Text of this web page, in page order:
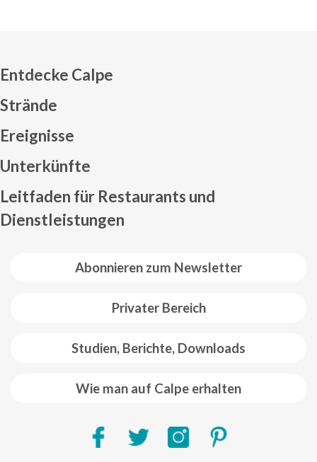
Abonnieren zum Newsletter
Privater Bereich
Studien, Berichte, Downloads
Wie man auf Calpe erhalten
Entdecke Calpe
Strände
Ereignisse
Unterkünfte
Leitfaden für Restaurants und
Dienstleistungen